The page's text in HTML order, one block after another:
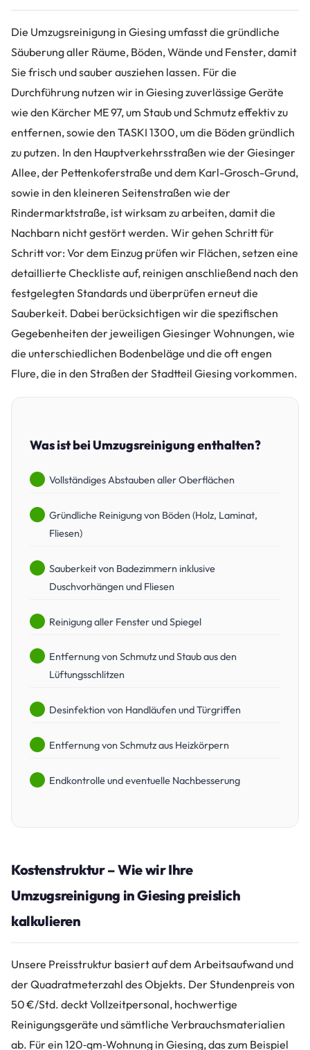
Die Umzugsreinigung in Giesing umfasst die gründliche
Säuberung aller Räume, Böden, Wände und Fenster, damit
Sie frisch und sauber ausziehen lassen. Für die
Durchführung nutzen wir in Giesing zuverlässige Geräte
wie den Kärcher ME 97, um Staub und Schmutz effektiv zu
entfernen, sowie den TASKI 1300, um die Böden gründlich
zu putzen. In den Hauptverkehrsstraßen wie der Giesinger
Allee, der Pettenkoferstraße und dem Karl-Grosch-Grund,
sowie in den kleineren Seitenstraßen wie der
Rindermarktstraße, ist wirksam zu arbeiten, damit die
Nachbarn nicht gestört werden. Wir gehen Schritt für
Schritt vor: Vor dem Einzug prüfen wir Flächen, setzen eine
detaillierte Checkliste auf, reinigen anschließend nach den
festgelegten Standards und überprüfen erneut die
Sauberkeit. Dabei berücksichtigen wir die spezifischen
Gegebenheiten der jeweiligen Giesinger Wohnungen, wie
die unterschiedlichen Bodenbeläge und die oft engen
Flure, die in den Straßen der Stadtteil Giesing vorkommen.
Was ist bei Umzugsreinigung enthalten?
Vollständiges Abstauben aller Oberflächen
Gründliche Reinigung von Böden (Holz, Laminat,
Fliesen)
Sauberkeit von Badezimmern inklusive
Duschvorhängen und Fliesen
Reinigung aller Fenster und Spiegel
Entfernung von Schmutz und Staub aus den
Lüftungsschlitzen
Desinfektion von Handläufen und Türgriffen
Entfernung von Schmutz aus Heizkörpern
Endkontrolle und eventuelle Nachbesserung
Kostenstruktur – Wie wir Ihre
Umzugsreinigung in Giesing preislich
kalkulieren
Unsere Preisstruktur basiert auf dem Arbeitsaufwand und
der Quadratmeterzahl des Objekts. Der Stundenpreis von
50 €/Std. deckt Vollzeitpersonal, hochwertige
Reinigungsgeräte und sämtliche Verbrauchsmaterialien
ab. Für ein 120‑qm‑Wohnung in Giesing, das zum Beispiel